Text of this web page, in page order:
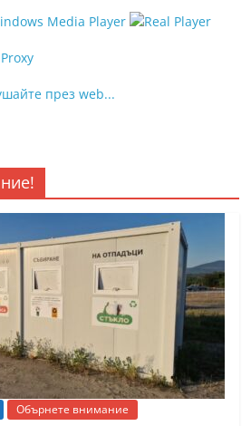
през web...
Обърнете внимание